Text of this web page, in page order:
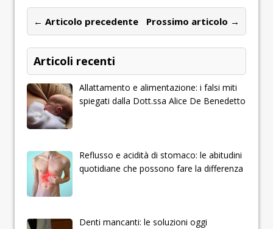
← Articolo precedente Prossimo articolo →
Articoli recenti
Allattamento e alimentazione: i falsi miti
spiegati dalla Dott.ssa Alice De Benedetto
Reflusso e acidità di stomaco: le abitudini
quotidiane che possono fare la differenza
Denti mancanti: le soluzioni oggi